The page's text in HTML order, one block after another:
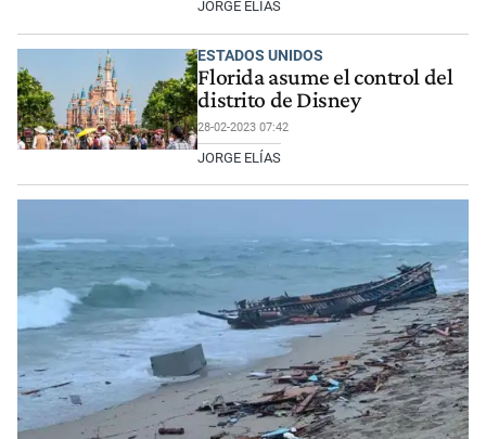
JORGE ELÍAS
ESTADOS UNIDOS
Florida asume el control del
distrito de Disney
28-02-2023 07:42
JORGE ELÍAS